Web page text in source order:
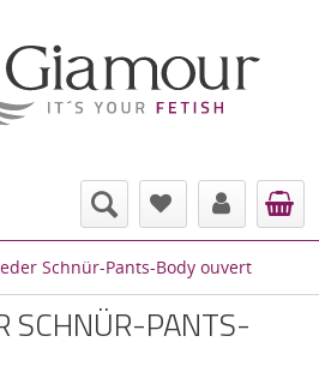
Schnür-Pants-Body ouvert
SCHNÜR-PANTS-